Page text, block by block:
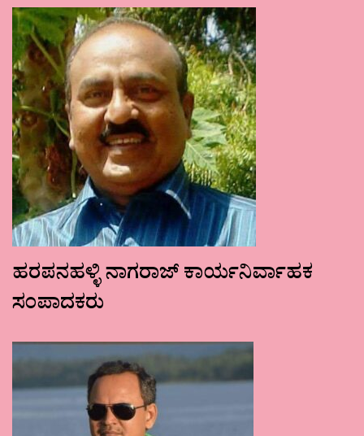
ಹರಪನಹಳ್ಳಿ ನಾಗರಾಜ್ ಕಾರ್ಯನಿರ್ವಾಹಕ
ಸಂಪಾದಕರು